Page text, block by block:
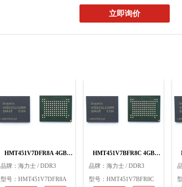
立即询价
HMT451V7DFR8A 4GB
士
品牌： 海力士 / DDR3
型号： HMT451V7DFR8A
HMT451V7BFR8C 4GB
士
品牌： 海力士 / DDR3
型号： HMT451V7BFR8C